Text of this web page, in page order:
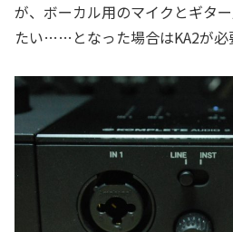
が、ボーカル用のマイクとギタ
たい……となった場合はKA2が必